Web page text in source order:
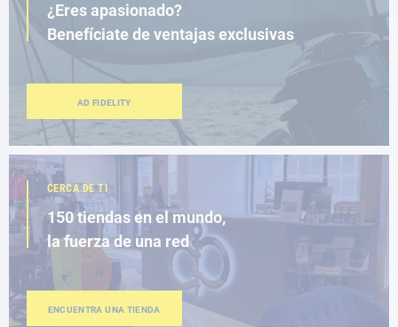
¿Eres apasionado?
Benefíciate de ventajas exclusivas
AD FIDELITY
CERCA DE TI
150 tiendas en el mundo,
la fuerza de una red
ENCUENTRA UNA TIENDA